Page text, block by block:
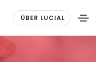
ÜBER LUCIAL